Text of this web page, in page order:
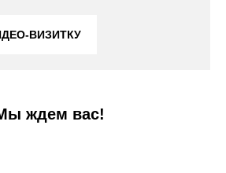
ВИЗИТКУ
ждем вас!